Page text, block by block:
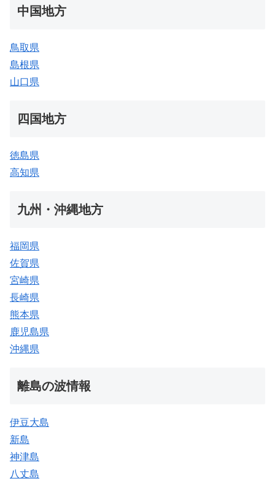
中国地方
鳥取県
島根県
山口県
四国地方
徳島県
高知県
九州・沖縄地方
福岡県
佐賀県
宮崎県
長崎県
熊本県
鹿児島県
沖縄県
離島の波情報
伊豆大島
新島
神津島
八丈島